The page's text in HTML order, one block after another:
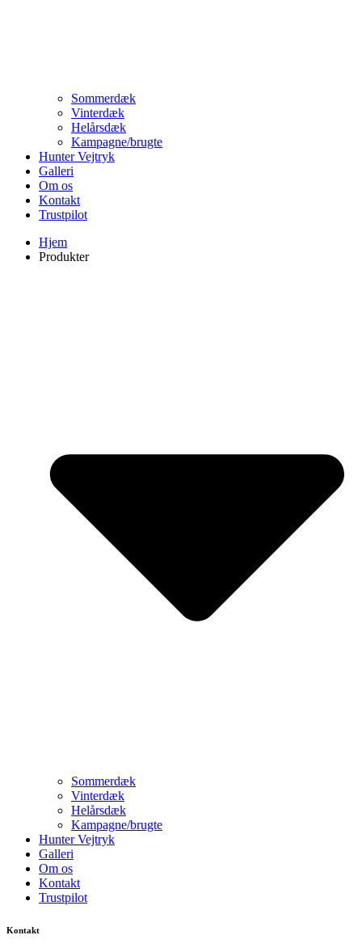
Sommerdæk
Vinterdæk
Helårsdæk
Kampagne/brugte
Hunter Vejtryk
Galleri
Om os
Kontakt
Trustpilot
Hjem
Produkter
Sommerdæk
Vinterdæk
Helårsdæk
Kampagne/brugte
Hunter Vejtryk
Galleri
Om os
Kontakt
Trustpilot
Kontakt